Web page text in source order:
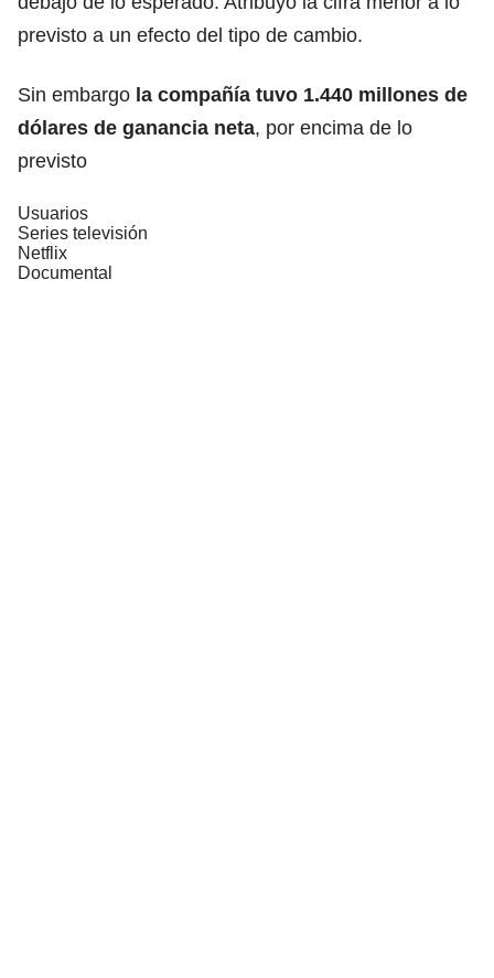
previsto a un efecto del tipo de cambio.
Sin embargo la compañía tuvo 1.440 millones de
dólares de ganancia neta, por encima de lo
previsto
Usuarios
Series televisión
Netflix
Documental